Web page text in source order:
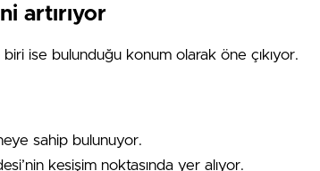
artırıyor
ise bulunduğu konum olarak öne çıkıyor.
sahip bulunuyor.
kesişim noktasında yer alıyor.